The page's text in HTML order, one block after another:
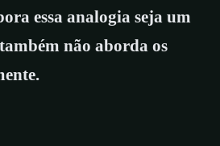
essa analogia seja um
não aborda os